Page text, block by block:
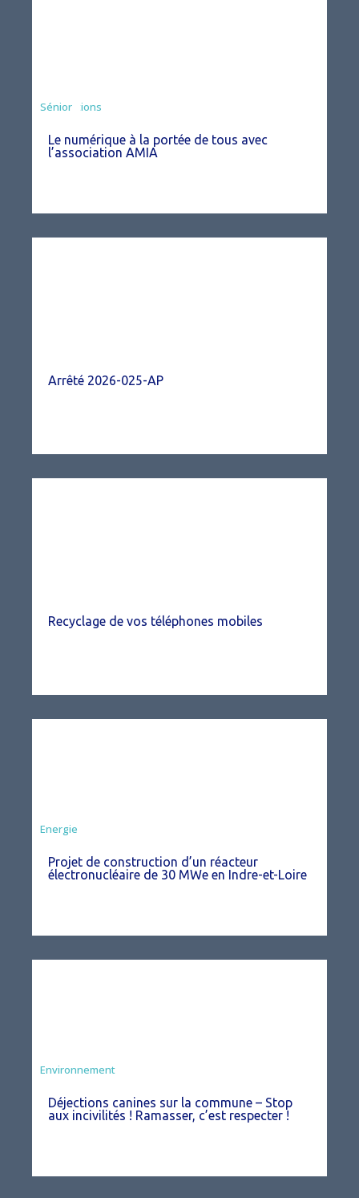
Associations
Sénior
Le numérique à la portée de tous avec
l’association AMIA
Arrêté 2026-025-AP
Recyclage de vos téléphones mobiles
Energie
Projet de construction d’un réacteur
électronucléaire de 30 MWe en Indre-et-Loire
Environnement
Déjections canines sur la commune – Stop
aux incivilités ! Ramasser, c’est respecter !